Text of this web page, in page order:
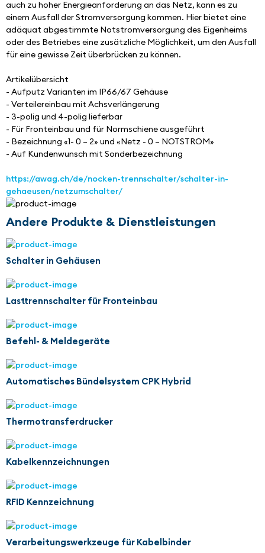
auch zu hoher Energieanforderung an das Netz, kann es zu
einem Ausfall der Stromversorgung kommen. Hier bietet eine
adäquat abgestimmte Notstromversorgung des Eigenheims
oder des Betriebes eine zusätzliche Möglichkeit, um den Ausfall
für eine gewisse Zeit überbrücken zu können.
Artikelübersicht
- Aufputz Varianten im IP66/67 Gehäuse
- Verteilereinbau mit Achsverlängerung
- 3-polig und 4-polig lieferbar
- Für Fronteinbau und für Normschiene ausgeführt
- Bezeichnung «1- 0 – 2» und «Netz - 0 – NOTSTROM»
- Auf Kundenwunsch mit Sonderbezeichnung
https://awag.ch/de/nocken-trennschalter/schalter-in-
gehaeusen/netzumschalter/
Andere Produkte & Dienstleistungen
Schalter in Gehäusen
Lasttrennschalter für Fronteinbau
Befehl- & Meldegeräte
Automatisches Bündelsystem CPK Hybrid
Thermotransferdrucker
Kabelkennzeichnungen
RFID Kennzeichnung
Verarbeitungswerkzeuge für Kabelbinder